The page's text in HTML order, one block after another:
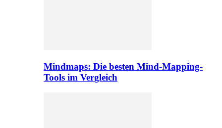
Mindmaps: Die besten Mind-Mapping-
Tools im Vergleich